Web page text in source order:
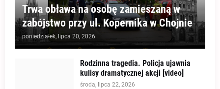
Trwa obława na osobę zamieszaną w
zabójstwo przy ul. Kopernika w Chojnie
poniedziałek, lipca 20, 2026
Rodzinna tragedia. Policja ujawnia
kulisy dramatycznej akcji [video]
środa, lipca 22, 2026